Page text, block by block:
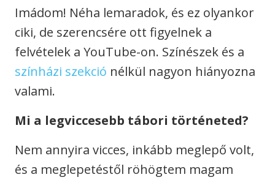
Imádom! Néha lemaradok, és ez olyankor
ciki, de szerencsére ott figyelnek a
felvételek a YouTube-on. Színészek és a
színházi szekció nélkül nagyon hiányozna
valami.
Mi a legviccesebb tábori történeted?
Nem annyira vicces, inkább meglepő volt,
és a meglepetéstől röhögtem magam